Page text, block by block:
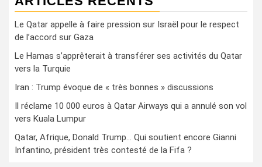
Le Qatar appelle à faire pression sur Israël pour le respect
de l’accord sur Gaza
Le Hamas s’apprêterait à transférer ses activités du Qatar
vers la Turquie
Iran : Trump évoque de « très bonnes » discussions
Il réclame 10 000 euros à Qatar Airways qui a annulé son vol
vers Kuala Lumpur
Qatar, Afrique, Donald Trump… Qui soutient encore Gianni
Infantino, président très contesté de la Fifa ?